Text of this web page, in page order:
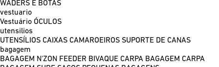
WADERS E BOTAS
vestuario
Vestuário ÓCULOS
utensilios
UTENSÍLIOS CAIXAS CAMAROEIROS SUPORTE DE CANAS
bagagem
BAGAGEM N'ZON FEEDER BIVAQUE CARPA BAGAGEM CARPA